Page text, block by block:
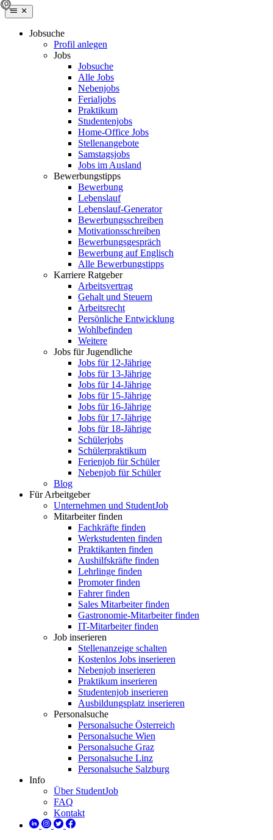
Jobsuche
Profil anlegen
Jobs
Jobsuche
Alle Jobs
Nebenjobs
Ferialjobs
Praktikum
Studentenjobs
Home-Office Jobs
Stellenangebote
Samstagsjobs
Jobs im Ausland
Bewerbungstipps
Bewerbung
Lebenslauf
Lebenslauf-Generator
Bewerbungsschreiben
Motivationsschreiben
Bewerbungsgespräch
Bewerbung auf Englisch
Alle Bewerbungstipps
Karriere Ratgeber
Arbeitsvertrag
Gehalt und Steuern
Arbeitsrecht
Persönliche Entwicklung
Wohlbefinden
Weitere
Jobs für Jugendliche
Jobs für 12-Jährige
Jobs für 13-Jährige
Jobs für 14-Jährige
Jobs für 15-Jährige
Jobs für 16-Jährige
Jobs für 17-Jährige
Jobs für 18-Jährige
Schülerjobs
Schülerpraktikum
Ferienjob für Schüler
Nebenjob für Schüler
Blog
Für Arbeitgeber
Unternehmen und StudentJob
Mitarbeiter finden
Fachkräfte finden
Werkstudenten finden
Praktikanten finden
Aushilfskräfte finden
Lehrlinge finden
Promoter finden
Fahrer finden
Sales Mitarbeiter finden
Gastronomie-Mitarbeiter finden
IT-Mitarbeiter finden
Job inserieren
Stellenanzeige schalten
Kostenlos Jobs inserieren
Nebenjob inserieren
Praktikum inserieren
Studentenjob inserieren
Ausbildungsplatz inserieren
Personalsuche
Personalsuche Österreich
Personalsuche Wien
Personalsuche Graz
Personalsuche Linz
Personalsuche Salzburg
Info
Über StudentJob
FAQ
Kontakt